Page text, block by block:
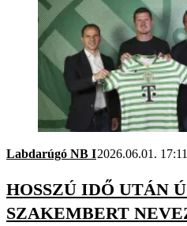
Labdarúgó NB I2026.06.01. 17:11
HOSSZÚ IDŐ UTÁN
SZAKEMBERT